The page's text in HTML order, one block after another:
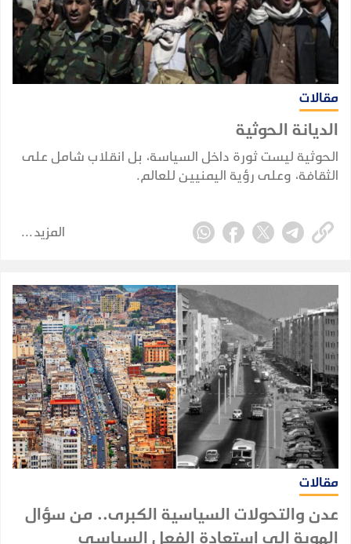
مقالات
الديانة الحوثية
الحوثية ليست ثورة داخل السياسة، بل انقلاب شامل على
الثقافة، وعلى رؤية اليمنيين للعالم.
المزيد
مقالات
عدن والتحولات السياسية الكبرى.. من سؤال
الهوية إلى استعادة الفعل السياسي